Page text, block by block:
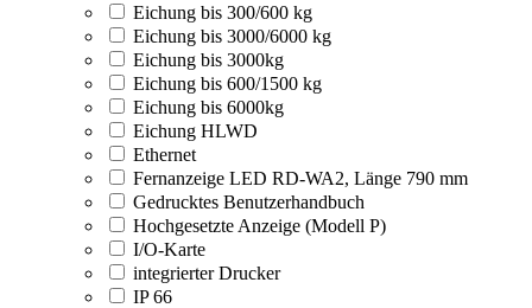
Eichung bis 300/600 kg
Eichung bis 3000/6000 kg
Eichung bis 3000kg
Eichung bis 600/1500 kg
Eichung bis 6000kg
Eichung HLWD
Ethernet
Fernanzeige LED RD-WA2, Länge 790 mm
Gedrucktes Benutzerhandbuch
Hochgesetzte Anzeige (Modell P)
I/O-Karte
integrierter Drucker
IP 66